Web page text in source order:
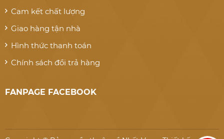
Cam kết chất lượng
Giao hàng tận nhà
Hình thức thanh toán
Chính sách đổi trả hàng
FANPAGE FACEBOOK